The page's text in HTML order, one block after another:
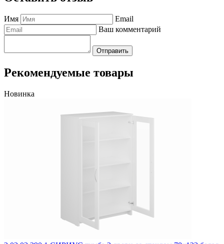
Имя
Email
Ваш комментарий
Отправить
Рекомендуемые товары
Новинка